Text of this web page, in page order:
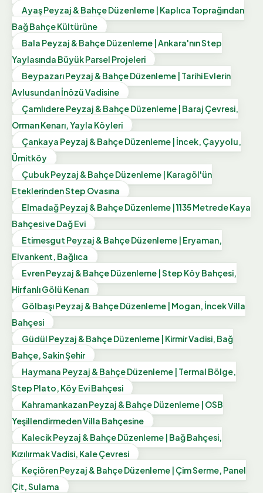
Ayaş Peyzaj & Bahçe Düzenleme | Kaplıca Toprağından
Bağ Bahçe Kültürüne
Bala Peyzaj & Bahçe Düzenleme | Ankara'nın Step
Yaylasında Büyük Parsel Projeleri
Beypazarı Peyzaj & Bahçe Düzenleme | Tarihi Evlerin
Avlusundan İnözü Vadisine
Çamlıdere Peyzaj & Bahçe Düzenleme | Baraj Çevresi,
Orman Kenarı, Yayla Köyleri
Çankaya Peyzaj & Bahçe Düzenleme | İncek, Çayyolu,
Ümitköy
Çubuk Peyzaj & Bahçe Düzenleme | Karagöl'ün
Eteklerinden Step Ovasına
Elmadağ Peyzaj & Bahçe Düzenleme | 1135 Metrede Kaya
Bahçesi ve Dağ Evi
Etimesgut Peyzaj & Bahçe Düzenleme | Eryaman,
Elvankent, Bağlıca
Evren Peyzaj & Bahçe Düzenleme | Step Köy Bahçesi,
Hirfanlı Gölü Kenarı
Gölbaşı Peyzaj & Bahçe Düzenleme | Mogan, İncek Villa
Bahçesi
Güdül Peyzaj & Bahçe Düzenleme | Kirmir Vadisi, Bağ
Bahçe, Sakin Şehir
Haymana Peyzaj & Bahçe Düzenleme | Termal Bölge,
Step Plato, Köy Evi Bahçesi
Kahramankazan Peyzaj & Bahçe Düzenleme | OSB
Yeşillendirmeden Villa Bahçesine
Kalecik Peyzaj & Bahçe Düzenleme | Bağ Bahçesi,
Kızılırmak Vadisi, Kale Çevresi
Keçiören Peyzaj & Bahçe Düzenleme | Çim Serme, Panel
Çit, Sulama